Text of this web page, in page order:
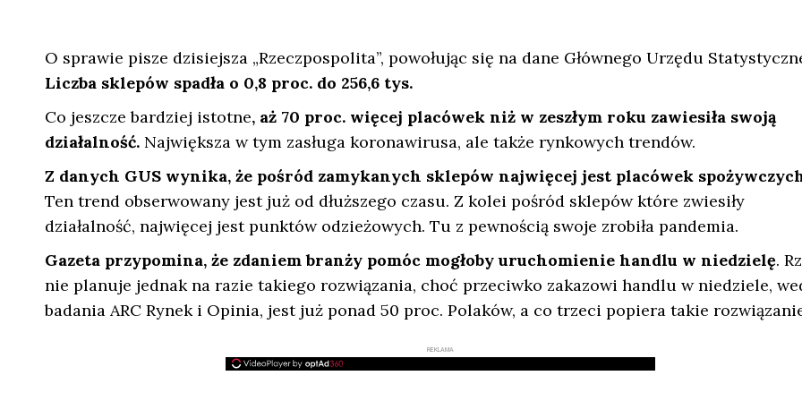
O sprawie pisze dzisiejsza „Rzeczpospolita”, powołując się na dane Głównego Urzędu
Liczba sklepów spadła o 0,8 proc. do 256,6 tys.
Co jeszcze bardziej istotne, aż 70 proc. więcej placówek niż w zeszłym roku zawiesiła swoją
działalność. Największa w tym zasługa koronawirusa, ale także rynkowych trendów.
Z danych GUS wynika, że pośród zamykanych sklepów najwięcej jest placówek
Ten trend obserwowany jest już od dłuższego czasu. Z kolei pośród sklepów które zwiesiły
działalność, najwięcej jest punktów odzieżowych. Tu z pewnością swoje zrobiła pandemia.
Gazeta przypomina, że zdaniem branży pomóc mogłoby uruchomienie handlu w niedzielę.
nie planuje jednak na razie takiego rozwiązania, choć przeciwko zakazowi handlu w niedziele,
badania ARC Rynek i Opinia, jest już ponad 50 proc. Polaków, a co trzeci popiera takie
REKLAMA